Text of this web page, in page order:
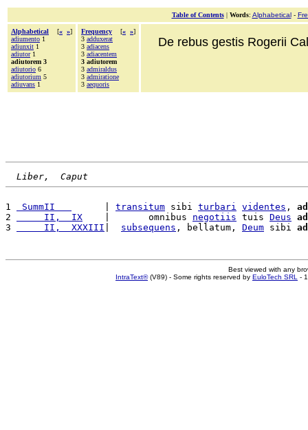
Table of Contents| Words: Alphabetical-
Alphabetical [« »]
adiumento 1
adiunxit 1
adiutor1
adiutorem 3
adiutorio 6
adiutorium 5
adiuvans 1
Frequency [« »]
3 adduxerat
3 adiacens
3 adiacentem
3 adiutorem
3 admiraldus
3 admiratione
3 aequoris
De rebus gestis Rogerii
Liber,  Caput
1 SummII transitum sibi turbari videntes ,
2
     II,  IX
    |       omnibus
negotiis tuis Deus
3
     II,  XXXIII
subsequens , bellatum, Deum sibi
Best viewed with any
IntraText®(V89) - Some rights reserved by EuloTech SRL -